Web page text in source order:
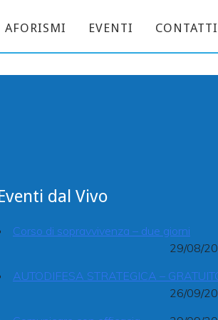
AFORISMI EVENTI CONTATTI
dal Vivo
Corso di sopravvivenza – due giorni
29/08/
AUTODIFESA STRATEGICA –
26/09/